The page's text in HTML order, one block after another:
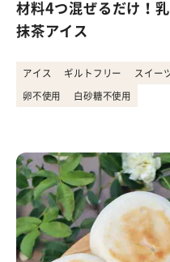
材料4つ混ぜるだけ！
抹茶アイス
アイス ギルトフリー スイー
卵不使用 白砂糖不使用